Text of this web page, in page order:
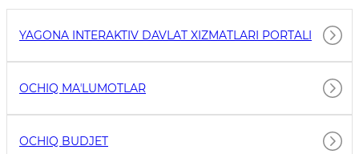
YAGONA INTERAKTIV DAVLAT XIZMATLARI PORTALI
OCHIQ MAʼLUMOTLAR
OCHIQ BUDJET